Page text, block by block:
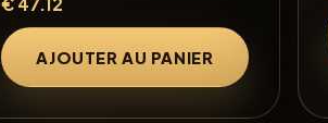
€ 47.12
AJOUTER AU PANIER